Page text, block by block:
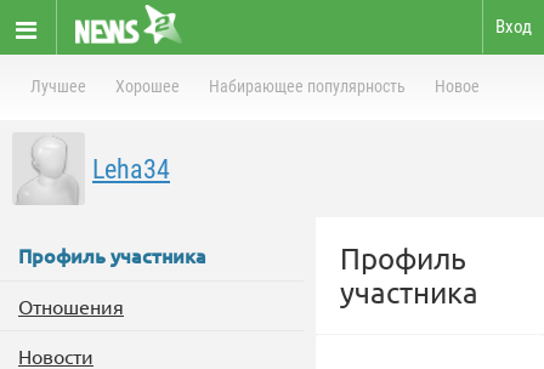
Вход
Лучшее Хорошее Набирающее популярность Новое
Leha34
Профиль участника
Отношения
Новости
Профиль
участника